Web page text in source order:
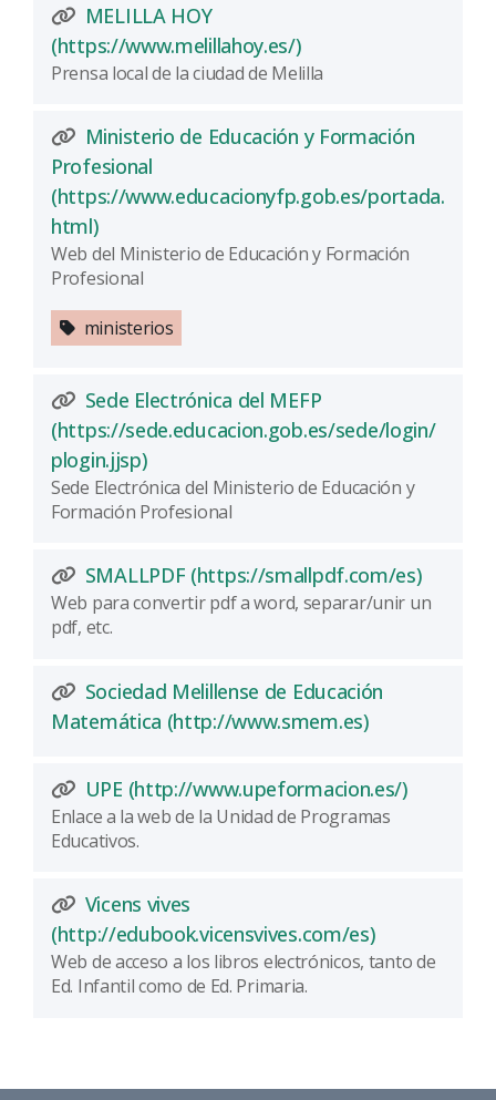
MELILLA HOY
(https://www.melillahoy.es/)(Abre una nueva
Prensa local de la ciudad de Melilla
Ministerio de Educación y Formación
Profesional
(https://www.educacionyfp.gob.es/portada.
html)(Abre una nueva ventana)
Web del Ministerio de Educación y Formación
Profesional
ministerios
Sede Electrónica del MEFP
(https://sede.educacion.gob.es/sede/login/
plogin.jjsp)(Abre una nueva ventana)
Sede Electrónica del Ministerio de Educación y
Formación Profesional
SMALLPDF (https://smallpdf.com/es)(Abre
Web para convertir pdf a word, separar/unir un
pdf, etc.
Sociedad Melillense de Educación
Matemática (http://www.smem.es)(Abre una
UPE (http://www.upeformacion.es/)(Abre
Enlace a la web de la Unidad de Programas
Educativos.
Vicens vives
(http://edubook.vicensvives.com/es)(Abre una
Web de acceso a los libros electrónicos, tanto de
Ed. Infantil como de Ed. Primaria.